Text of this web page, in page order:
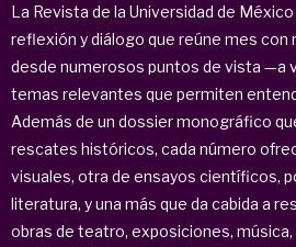
La Revista de la Universidad de
reflexión y diálogo que reúne mes con
desde numerosos puntos de vista —a
temas relevantes que permiten
Además de un dossier monográfico
rescates históricos, cada número
visuales, otra de ensayos científicos,
literatura, y una más que da cabida a
obras de teatro, exposiciones,